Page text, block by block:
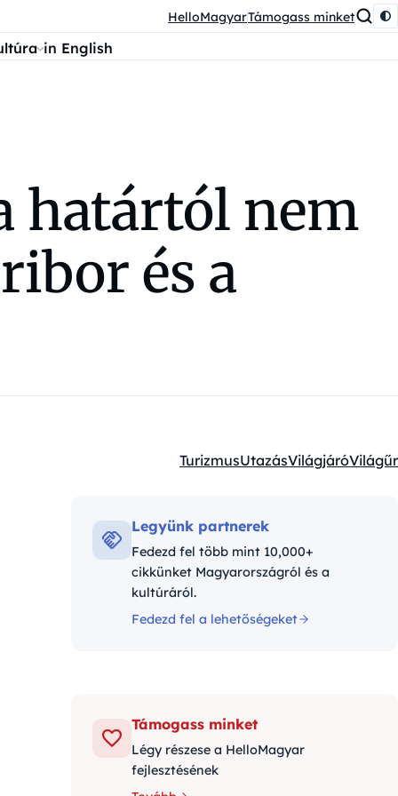
HelloMagyarTámogass minket
in English
határtól nem
és a
Kategóriák:
TurizmusUtazásVilágjáróVilágűr
Legyünk partnerek
Fedezd fel több mint 10,000+
cikkünket Magyarországról és a
kultúráról.
Fedezd fel a lehetőségeket
Támogass minket
Légy részese a HelloMagyar
fejlesztésének